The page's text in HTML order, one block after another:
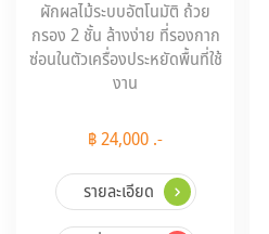
ผักผลไม้ระบบอัตโนมัติ ถ้วย
กรอง 2 ชั้น ล้างง่าย ที่รองกาก
ซ่อนในตัวเครื่องประหยัดพื้นที่ใช้
งาน
฿ 24,000 .-
รายละเอียด